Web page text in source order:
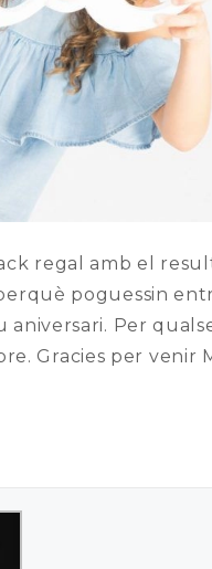
regal amb el
poguessin
aniversari. Per
Gracies per venir